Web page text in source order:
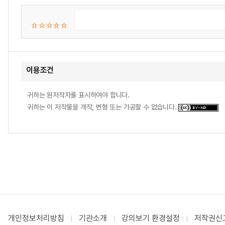
이용조건
귀하는 원저작자를 표시하여야 합니다.
귀하는 이 저작물을 개작, 변형 또는 가공할 수 없습니다.
개인정보처리방침 기관소개 강의보기 환경설정 저작권신